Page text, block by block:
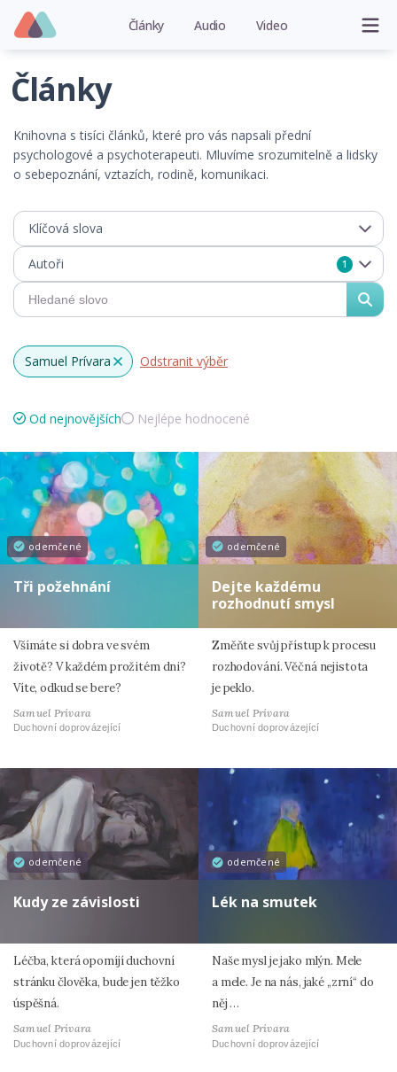
Články Audio Video
Články
Knihovna s tisíci článků, které pro vás napsali přední
psychologové a psychoterapeuti. Mluvíme srozumitelně a lidsky
o sebepoznání, vztazích, rodině, komunikaci.
Klíčová slova
Autoři 1
Samuel Prívara x
Odstranit výběr
Od nejnovějších Nejlépe hodnocené
odemčené
Tři požehnání
Všímáte si dobra ve svém
životě? V každém prožitém dni?
Víte, odkud se bere?
Samuel Prívara
Duchovní doprovázející
odemčené
Dejte každému
rozhodnutí smysl
Změňte svůj přístup k procesu
rozhodování. Věčná nejistota
je peklo.
Samuel Prívara
Duchovní doprovázející
odemčené
Kudy ze závislosti
Léčba, která opomíjí duchovní
stránku člověka, bude jen těžko
úspěšná.
Samuel Prívara
Duchovní doprovázející
odemčené
Lék na smutek
Naše mysl je jako mlýn. Mele
a mele. Je na nás, jaké „zrní“ do
něj …
Samuel Prívara
Duchovní doprovázející